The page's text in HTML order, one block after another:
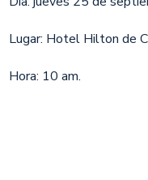
Lugar: Hotel Hilton de
Hora: 10 am.